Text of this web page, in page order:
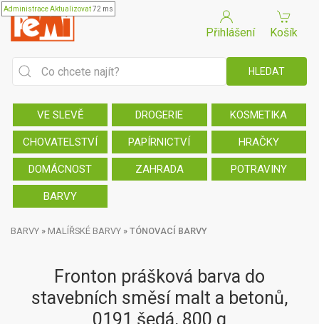
AdministraceAktualizovat72 ms
Přihlášení Košík
VE SLEVĚ DROGERIE KOSMETIKA
CHOVATELSTVÍ PAPÍRNICTVÍ HRAČKY
DOMÁCNOST ZAHRADA POTRAVINY
BARVY
BARVY » MALÍŘSKÉ BARVY » TÓNOVACÍ BARVY
Fronton prášková barva do
stavebních směsí malt a betonů,
0191 šedá, 800 g